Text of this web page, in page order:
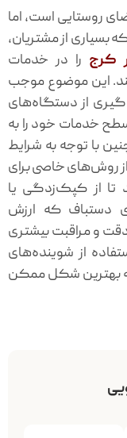
روستایی است، اما
از مشتریان،
کرج را در خدمات
این موضوع موجب
از دستگاه‌های
خدمات خود را به
با توجه به شرایط
روش‌های خاصی برای
از کپک‌زدگی یا
دستباف که ارزش
دقت و مراقبت بیشتری
از شوینده‌های
بهترین شکل ممکن